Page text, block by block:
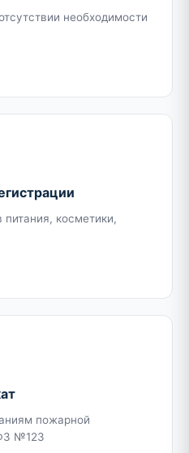
необходимости
косметики,
пожарной
№123